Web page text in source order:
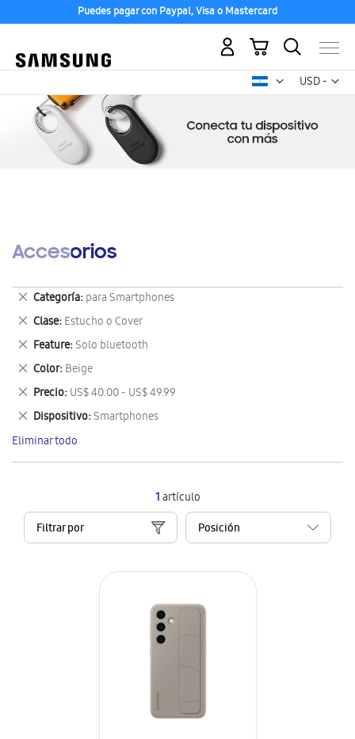
Puedes pagar con Paypal, Visa o Mastercard
USD -
dólar
Mi carrito
Accesorios
1artículo
Filtrar por
Categoría para Smartphones
Eliminar
este
artículo
Clase Estucho o Cover
Eliminar
este
artículo
Feature Solo bluetooth
Eliminar
este
artículo
Color Beige
Eliminar
este
artículo
Precio US$ 40.00 - US$ 49.99
Eliminar
este
artículo
Dispositivo Smartphones
Eliminar
este
artículo
Eliminar todo